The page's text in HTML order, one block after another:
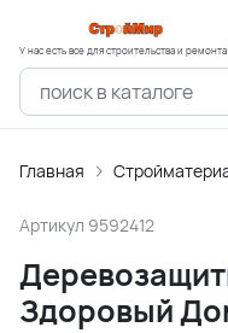
У нас есть все для строительства и ремонта!
Главная
Артикул 9592412
Здоровый